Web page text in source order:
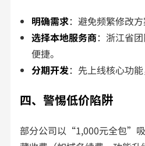
明确需求：避免频繁修改
选择本地服务商：浙江省
便捷。
分期开发：先上线核心功能
四、警惕低价陷阱
部分公司以“1,000元全包”